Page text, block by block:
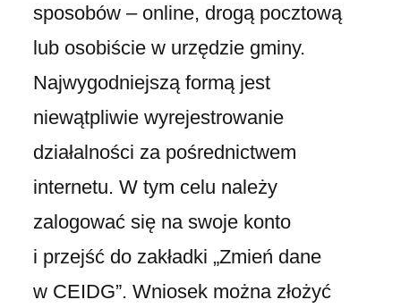
sposobów – online, drogą pocztową
lub osobiście w urzędzie gminy.
Najwygodniejszą formą jest
niewątpliwie wyrejestrowanie
działalności za pośrednictwem
internetu. W tym celu należy
zalogować się na swoje konto
i przejść do zakładki „Zmień dane
w CEIDG”. Wniosek można złożyć